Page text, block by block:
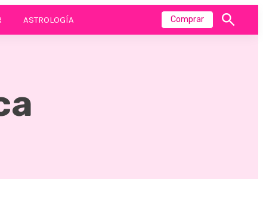
ASTROLOGÍA Comprar
Mostrar